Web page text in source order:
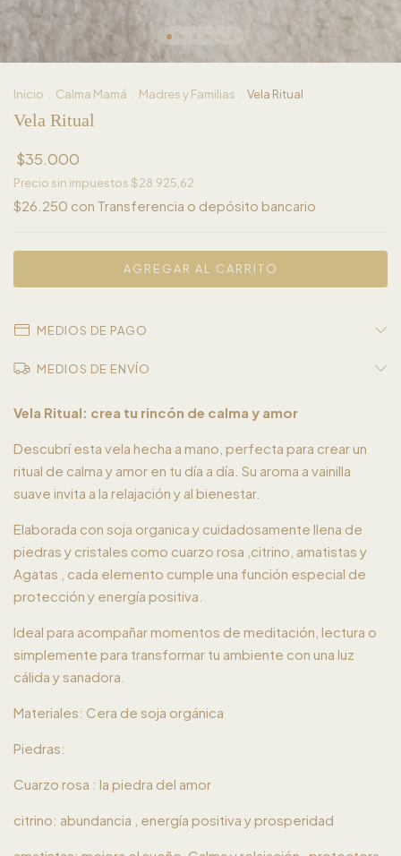
Inicio Calma Mamá Madres y Familias Vela Ritual
Vela Ritual
$35.000
Precio sin impuestos $28.925,62
$26.250 con Transferencia o depósito bancario
MEDIOS DE PAGO
MEDIOS DE ENVÍO
Vela Ritual: crea tu rincón de calma y amor
Descubrí esta vela hecha a mano, perfecta para crear un
ritual de calma y amor en tu día a día. Su aroma a vainilla
suave invita a la relajación y al bienestar.
Elaborada con soja organica y cuidadosamente llena de
piedras y cristales como cuarzo rosa ,citrino, amatistas y
Agatas , cada elemento cumple una función especial de
protección y energía positiva.
Ideal para acompañar momentos de meditación, lectura o
simplemente para transformar tu ambiente con una luz
cálida y sanadora.
Materiales: Cera de soja orgánica
Piedras:
Cuarzo rosa : la piedra del amor
citrino: abundancia , energía positiva y prosperidad